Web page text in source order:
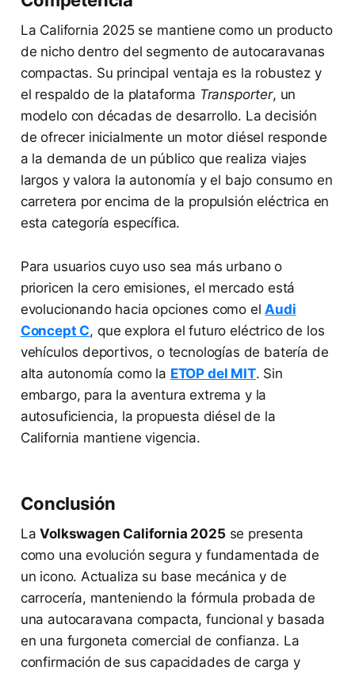
La California 2025 se mantiene como un producto
de nicho dentro del segmento de autocaravanas
compactas. Su principal ventaja es la robustez y
el respaldo de la plataforma Transporter, un
modelo con décadas de desarrollo. La decisión
de ofrecer inicialmente un motor diésel responde
a la demanda de un público que realiza viajes
largos y valora la autonomía y el bajo consumo en
carretera por encima de la propulsión eléctrica en
esta categoría específica.
Para usuarios cuyo uso sea más urbano o
prioricen la cero emisiones, el mercado está
evolucionando hacia opciones como elAudi
Concept C, que explora el futuro eléctrico de los
vehículos deportivos, o tecnologías de batería de
alta autonomía como la ETOP del MIT. Sin
embargo, para la aventura extrema y la
autosuficiencia, la propuesta diésel de la
California mantiene vigencia.
Conclusión
LaVolkswagen California 2025 se presenta
como una evolución segura y fundamentada de
un icono. Actualiza su base mecánica y de
carrocería, manteniendo la fórmula probada de
una autocaravana compacta, funcional y basada
en una furgoneta comercial de confianza. La
confirmación de sus capacidades de carga y